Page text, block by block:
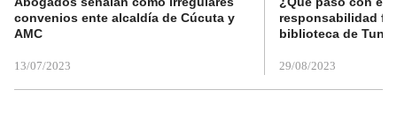
convenios ente alcaldía de Cúcuta y
AMC
13/07/2023
responsabilidad
biblioteca de
29/08/2023